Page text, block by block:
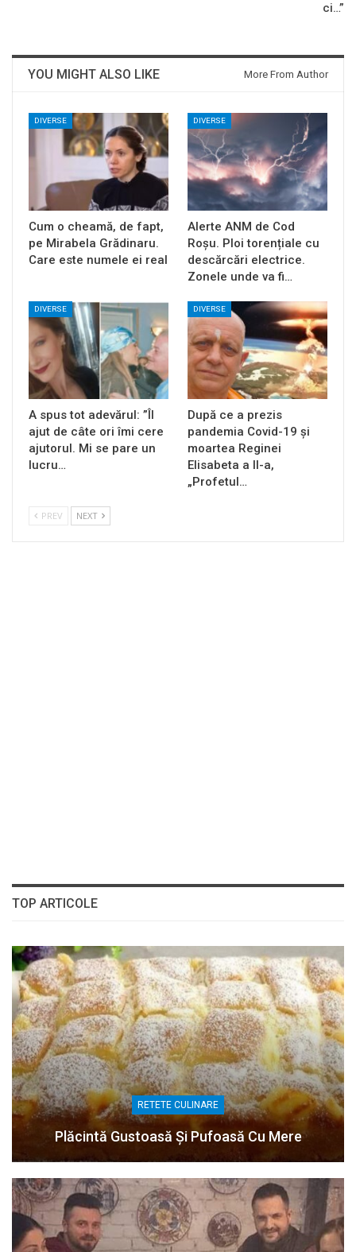
ci…”
YOU MIGHT ALSO LIKE More From Author
DIVERSE
Cum o cheamă, de fapt,
pe Mirabela Grădinaru.
Care este numele ei real
DIVERSE
Alerte ANM de Cod
Roșu. Ploi torențiale cu
descărcări electrice.
Zonele unde va fi…
DIVERSE
A spus tot adevărul: ”Îl
ajut de câte ori îmi cere
ajutorul. Mi se pare un
lucru…
DIVERSE
După ce a prezis
pandemia Covid-19 și
moartea Reginei
Elisabeta a II-a,
„Profetul…
PREV NEXT
TOP ARTICOLE
RETETE CULINARE
Plăcintă Gustoasă Și Pufoasă Cu Mere